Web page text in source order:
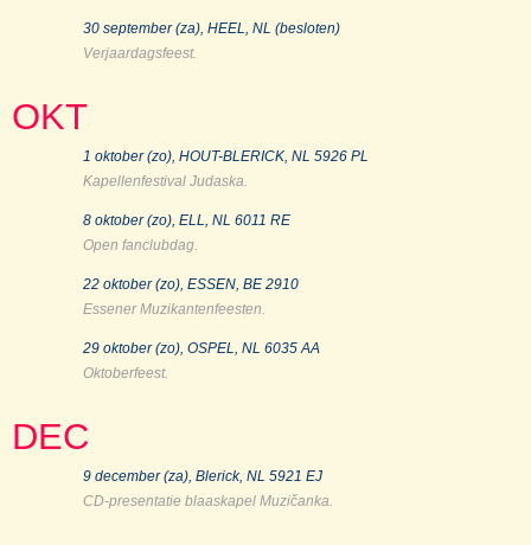
30 september (za), HEEL, NL (besloten)
Verjaardagsfeest.
OKT
1 oktober (zo), HOUT-BLERICK, NL 5926 PL
Kapellenfestival Judaska.
8 oktober (zo), ELL, NL 6011 RE
Open fanclubdag.
22 oktober (zo), ESSEN, BE 2910
Essener Muzikantenfeesten.
29 oktober (zo), OSPEL, NL 6035 AA
Oktoberfeest.
DEC
9 december (za), Blerick, NL 5921 EJ
CD-presentatie blaaskapel Muzičanka.